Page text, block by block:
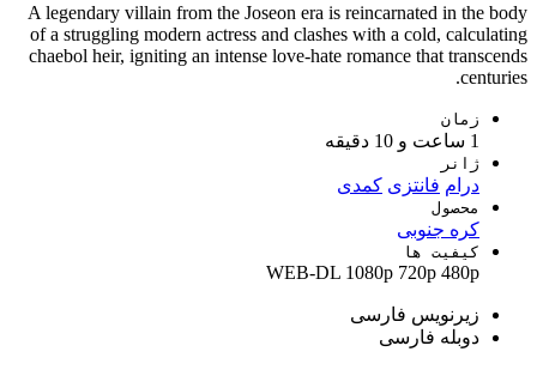
A legendary villain from the Joseon era is reincarnated in the body
of a struggling modern actress and clashes with a cold, calculating
chaebol heir, igniting an intense love-hate romance that transcends
centuries.
زمان
1 ساعت و 10 دقیقه
ژانر
درام فانتزی کمدی
محصول
کره جنوبی
کیفیت ها
WEB-DL 1080p 720p 480p
زیرنویس فارسی
دوبله فارسی